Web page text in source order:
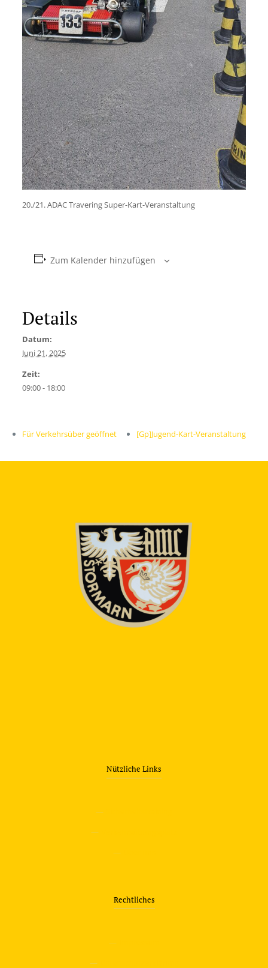
20./21. ADAC Travering Super-Kart-Veranstaltung
Zum Kalender hinzufügen
Details
Datum:
Juni 21, 2025
Zeit:
09:00 - 18:00
Für Verkehrsüber geöffnet [Gp]Jugend-Kart-Veranstaltung
Nützliche Links
—
—
—
Rechtliches
—
—